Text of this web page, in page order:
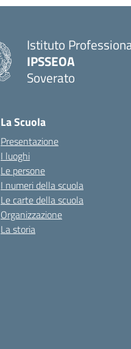
Istituto
IPSSEOA
Soverato
La Scuola
Presentazione
I luoghi
Le persone
I numeri della scuola
Le carte della scuola
Organizzazione
La storia